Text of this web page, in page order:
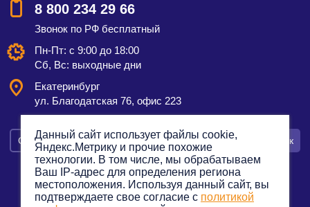
8 800 234 29 66
Звонок по РФ бесплатный
Пн-Пт: с 9:00 до 18:00
Сб, Вс: выходные дни
Екатеринбург
ул. Благодатская 76, офис 223
Смотреть на карте Оставить заявку Заказать звонок
Политика конфиденциальности
Данный сайт использует файлы cookie,
Яндекс.Метрику и прочие похожие
технологии. В том числе, мы обрабатываем
Ваш IP-адрес для определения региона
местоположения. Используя данный сайт, вы
подтверждаете свое согласие с политикой